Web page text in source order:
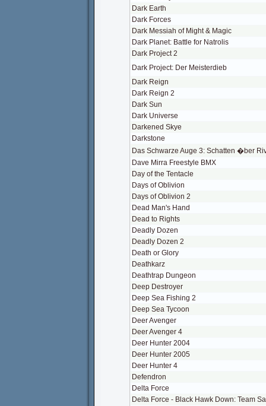
Dark Earth
Dark Forces
Dark Messiah of Might & Magic
Dark Planet: Battle for Natrolis
Dark Project 2
Dark Project: Der Meisterdieb
Dark Reign
Dark Reign 2
Dark Sun
Dark Universe
Darkened Skye
Darkstone
Das Schwarze Auge 3: Schatten �ber
Dave Mirra Freestyle BMX
Day of the Tentacle
Days of Oblivion
Days of Oblivion 2
Dead Man's Hand
Dead to Rights
Deadly Dozen
Deadly Dozen 2
Death or Glory
Deathkarz
Deathtrap Dungeon
Deep Destroyer
Deep Sea Fishing 2
Deep Sea Tycoon
Deer Avenger
Deer Avenger 4
Deer Hunter 2004
Deer Hunter 2005
Deer Hunter 4
Defendron
Delta Force
Delta Force - Black Hawk Down: Team